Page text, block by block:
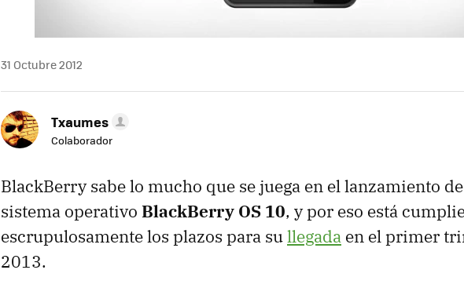
31 Octubre 2012
Txaumes
Colaborador
BlackBerry sabe lo mucho que se juega en el lanzamiento
sistema operativo BlackBerry OS 10, y por eso está
escrupulosamente los plazos para sullegada en el primer
2013.